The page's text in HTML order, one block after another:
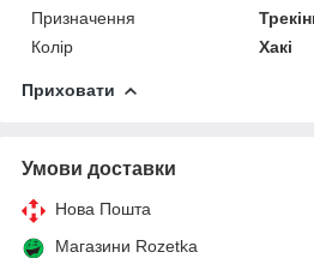
Призначення
Колір
Хакі
Приховати
Умови доставки
Нова Пошта
Магазини Rozetka